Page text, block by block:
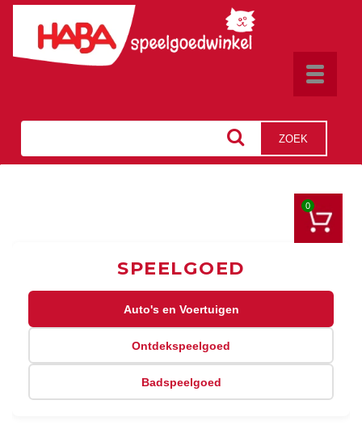
Toggle
ZOEK
0
SPEELGOED
Auto's en Voertuigen
Ontdekspeelgoed
Badspeelgoed